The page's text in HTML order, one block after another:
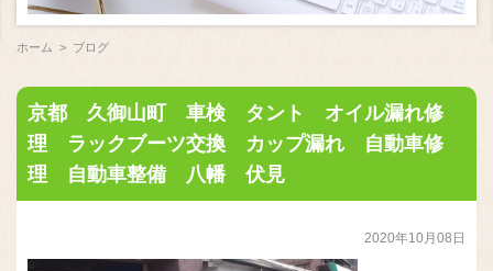
ホーム > ブログ
京都 久御山町 車検 タント オイル漏れ修
理 ラックブーツ交換 カップ漏れ 自動車修
理 自動車整備 八幡 伏見
2020年10月08日